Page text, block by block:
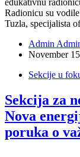
edukativnu
Radionicu su
Tuzla, specijalista
Admin
November
Sekcije u
Sekcija za
Nova
poruka o